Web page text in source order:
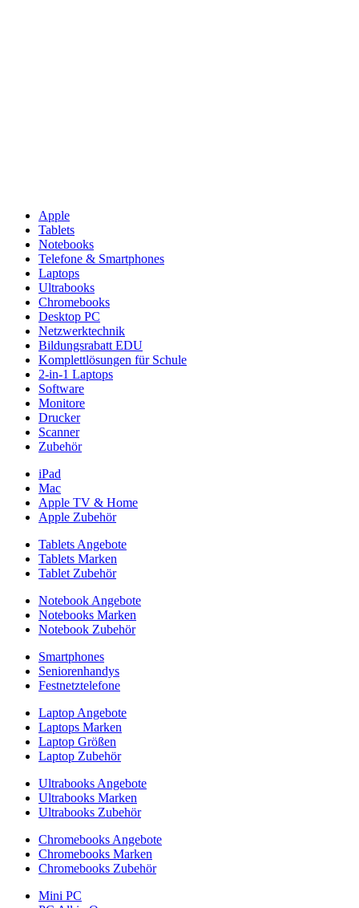
Apple
Tablets
Notebooks
Telefone & Smartphones
Laptops
Ultrabooks
Chromebooks
Desktop PC
Netzwerktechnik
Bildungsrabatt EDU
Komplettlösungen für Schule
2-in-1 Laptops
Software
Monitore
Drucker
Scanner
Zubehör
iPad
Mac
Apple TV & Home
Apple Zubehör
Tablets Angebote
Tablets Marken
Tablet Zubehör
Notebook Angebote
Notebooks Marken
Notebook Zubehör
Smartphones
Seniorenhandys
Festnetztelefone
Laptop Angebote
Laptops Marken
Laptop Größen
Laptop Zubehör
Ultrabooks Angebote
Ultrabooks Marken
Ultrabooks Zubehör
Chromebooks Angebote
Chromebooks Marken
Chromebooks Zubehör
Mini PC